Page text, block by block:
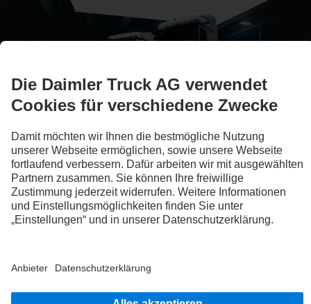
Charged to change
eActros 600